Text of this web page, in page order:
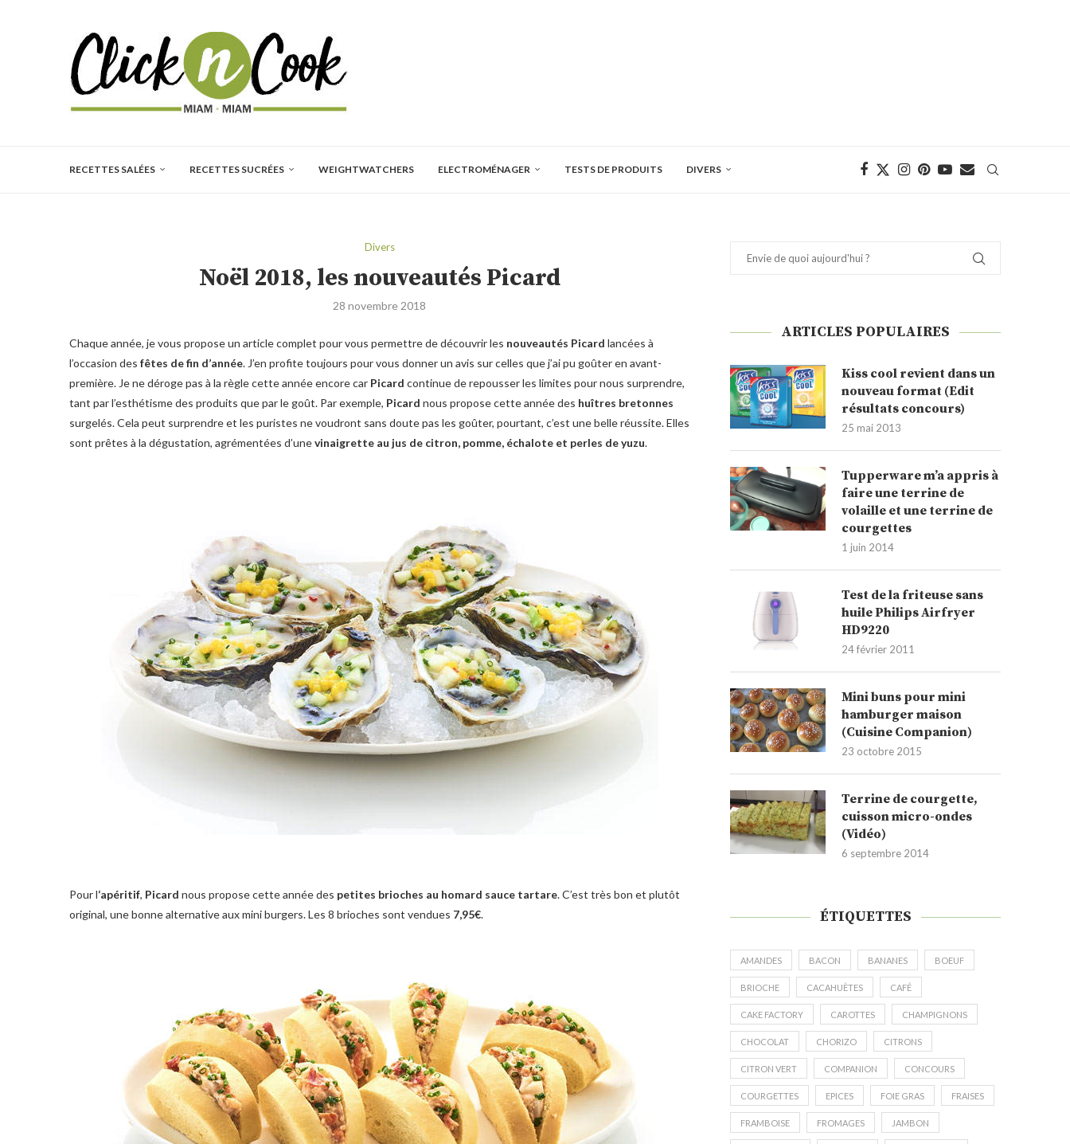
RECETTES SALÉES RECETTES SUCRÉES WEIGHTWATCHERS ELECTROMÉNAGER TESTS DE PRODUITS DIVERS
Divers
Noël 2018, les nouveautés Picard
28 novembre 2018
Chaque année, je vous propose un article complet pour vous permettre de découvrir les nouveautés Picard lancées à
l’occasion des fêtes de fin d’année. J’en profite toujours pour vous donner un avis sur celles que j’ai pu goûter en avant-
première. Je ne déroge pas à la règle cette année encore car Picard continue de repousser les limites pour nous surprendre,
tant par l’esthétisme des produits que par le goût. Par exemple, Picard nous propose cette année des huîtres bretonnes
surgelés. Cela peut surprendre et les puristes ne voudront sans doute pas les goûter, pourtant, c’est une belle réussite. Elles
sont prêtes à la dégustation, agrémentées d’unevinaigrette au jus de citron, pomme, échalote et perles de yuzu.
Pour l‘apéritif, Picard nous propose cette année des petites brioches au homard sauce tartare. C’est très bon et plutôt
original, une bonne alternative aux mini burgers. Les 8 brioches sont vendues 7,95€.
ARTICLES POPULAIRES
Kiss cool revient dans un
nouveau format (Edit
résultats concours)
25 mai 2013
Tupperware m’a appris à
faire une terrine de
volaille et une terrine de
courgettes
1 juin 2014
Test de la friteuse sans
huile Philips Airfryer
HD9220
24 février 2011
Mini buns pour mini
hamburger maison
(Cuisine Companion)
23 octobre 2015
Terrine de courgette,
cuisson micro-ondes
(Vidéo)
6 septembre 2014
ÉTIQUETTES
AMANDES BACON BANANES BOEUF
BRIOCHE CACAHUÈTES CAFÉ
CAKE FACTORY CAROTTES CHAMPIGNONS
CHOCOLAT CHORIZO CITRONS
CITRON VERT COMPANION CONCOURS
COURGETTES EPICES FOIE GRAS FRAISES
FRAMBOISE FROMAGES JAMBON